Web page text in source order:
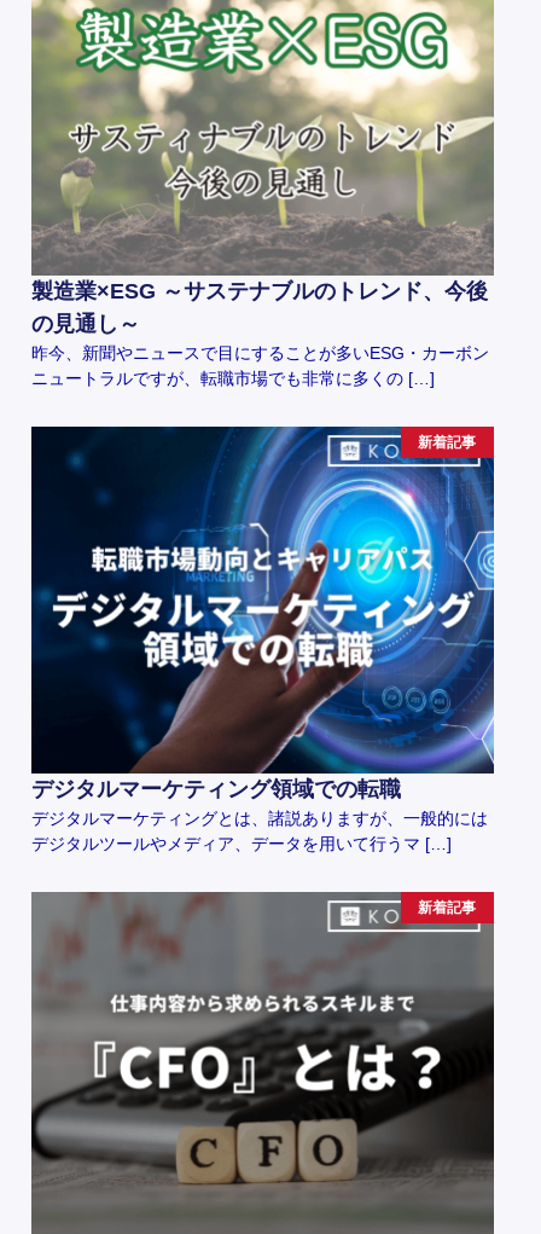
製造業×ESG ～サステナブルのトレンド、今後
の見通し～
昨今、新聞やニュースで目にすることが多いESG・カーボン
ニュートラルですが、転職市場でも非常に多くの […]
新着記事
デジタルマーケティング領域での転職
デジタルマーケティングとは、諸説ありますが、一般的には
デジタルツールやメディア、データを用いて行うマ […]
新着記事